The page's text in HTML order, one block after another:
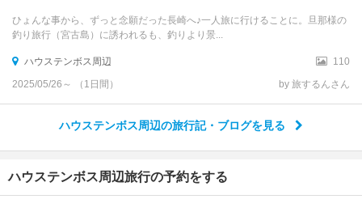
ひょんな事から、ずっと念願だった長崎へ♪一人旅に行けることに。旦那様の
釣り旅行（宮古島）に誘われるも、釣りより景...
ハウステンボス周辺
110
2025/05/26～ （1日間）
by 旅するんさん
ハウステンボス周辺の旅行記・ブログを見る
ハウステンボス周辺旅行の予約をする